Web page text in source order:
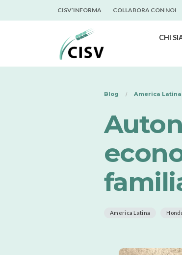
CISV’INFORMA COLLABORA CON NOI
CHI
Blog America Latina
America Latina